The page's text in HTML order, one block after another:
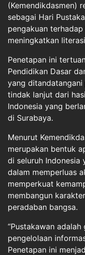
(Kemendikdasmen)
sebagai Hari
pengakuan
meningkatkan
Penetapan ini
Pendidikan Dasar
yang
tindak lanjut dari
Indonesia yang
di Surabaya.
Menurut
merupakan bentuk
di seluruh Indonesia
dalam memperluas
memperkuat
membangun
peradaban bangsa.
“Pustakawan
pengelolaan
Penetapan ini